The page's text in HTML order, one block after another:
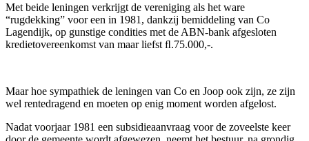
Met beide leningen verkrijgt de vereniging als het ware
“rugdekking” voor een in 1981, dankzij bemiddeling van Co
Lagendijk, op gunstige condities met de ABN-bank afgesloten
kredietovereenkomst van maar liefst ﬂ.75.000,-.
Maar hoe sympathiek de leningen van Co en Joop ook zijn, ze zijn
wel rentedragend en moeten op enig moment worden afgelost.
Nadat voorjaar 1981 een subsidieaanvraag voor de zoveelste keer